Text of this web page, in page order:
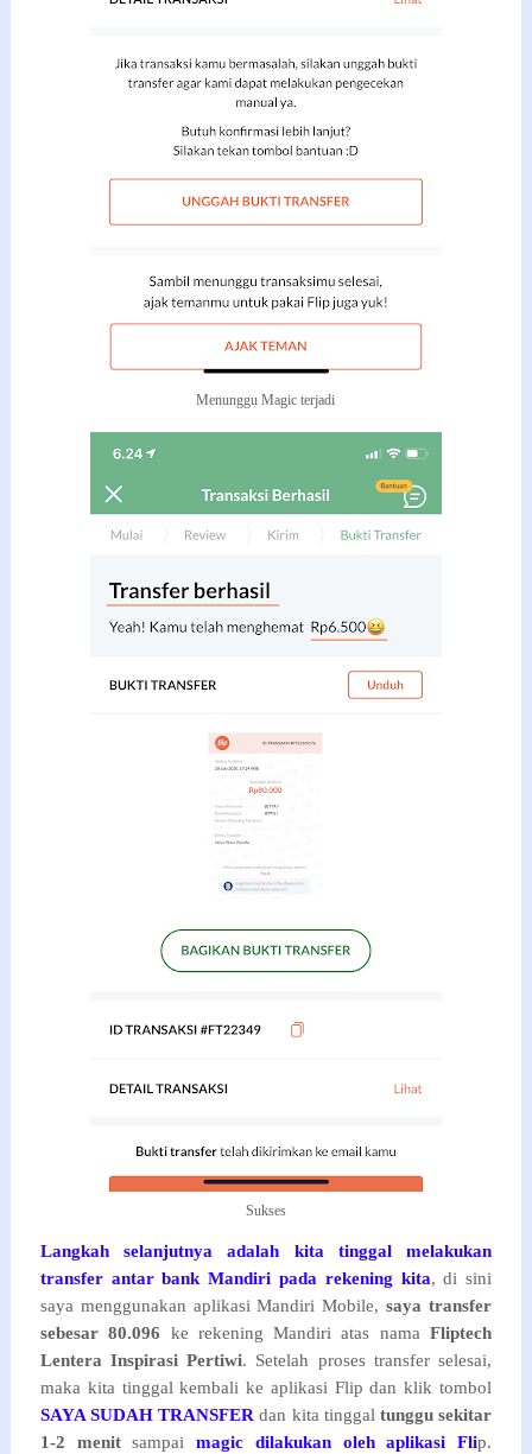
Menunggu Magic terjadi
Sukses
Langkah selanjutnya adalah kita tinggal melakukan
transfer antar bank Mandiri pada rekening kita, di sini
saya menggunakan aplikasi Mandiri Mobile,saya transfer
sebesar 80.096 ke rekening Mandiri atas namaFliptech
Lentera Inspirasi Pertiwi. Setelah proses transfer selesai,
maka kita tinggal kembali ke aplikasi Flip dan klik tombol
SAYA SUDAH TRANSFER dan kita tinggal tunggu sekitar
1-2 menitsampaimagic dilakukan oleh aplikasi Flip.